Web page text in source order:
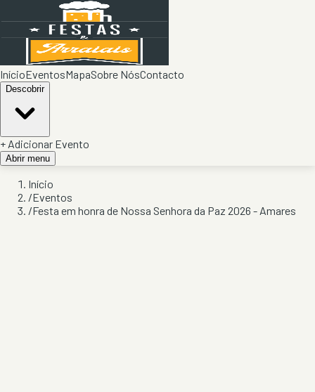
InícioEventosMapaSobre NósContacto
Descobrir
+ Adicionar Evento
Abrir menu
Início
/Eventos
/Festa em honra de Nossa Senhora da Paz 2026 - Amares